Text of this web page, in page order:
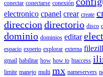
conectar conectarse conexión
electronico cpanel crear create
direccion directorio disco
dominio dominios editar
espacio experto explorar externa
gmail habilitar how how to htaccess
limite manejo multi mx nameservers